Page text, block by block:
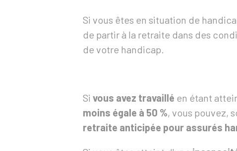
Si vous êtes en situation de
de partir à la retraite dans des
de votre handicap.
Si vous avez travaillé en étant
moins égale à 50 %, vous pouvez,
retraite anticipée pour assurés